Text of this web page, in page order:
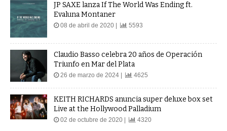
JP SAXE lanza If The World Was Ending ft.
Evaluna Montaner
08 de abril de 2020 | 5593
Claudio Basso celebra 20 años de Operación
Triunfo en Mar del Plata
26 de marzo de 2024 | 4625
KEITH RICHARDS anuncia super deluxe box set
Live at the Hollywood Palladium
02 de octubre de 2020 | 4320